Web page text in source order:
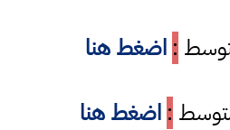
: اضغط هنا
: اضغط هنا